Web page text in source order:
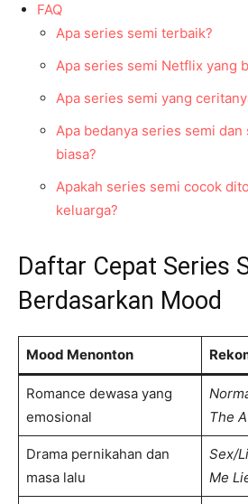
FAQ
Apa series semi terbaik?
Apa series semi Netflix yang
Apa series semi yang
Apa bedanya series semi
biasa?
Apakah series semi cocok
keluarga?
Daftar Cepat Series
Berdasarkan Mood
Mood Menonton
Romance dewasa yang
emosional
The
Drama pernikahan dan
masa lalu
Sex/
Me